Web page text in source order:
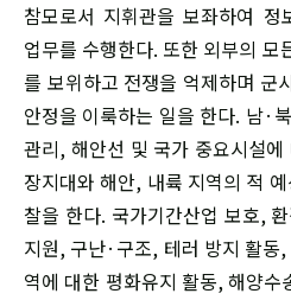
참모로서 지휘관을 보좌하여
업무를 수행한다. 또한 외부의 모
를 보위하고 전쟁을 억제하며 군
안정을 이룩하는 일을 한다. 남·
관리, 해안선 및 국가 중요시설
장지대와 해안, 내륙 지역의 적
찰을 한다. 국가기간산업 보호,
지원, 구난·구조, 테러 방지 활동
역에 대한 평화유지 활동, 해양